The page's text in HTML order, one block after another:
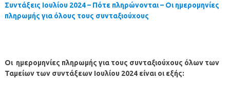
Συντάξεις Ιουλίου2024– Πότε πληρώνονται – Οι ημερομηνίες
πληρωμής για όλους τους συνταξιούχους
Οι ημερομηνίες πληρωμής για τους συνταξιούχους όλων των
Ταμείων των συντάξεων Ιουλίου2024είναι οι εξής: